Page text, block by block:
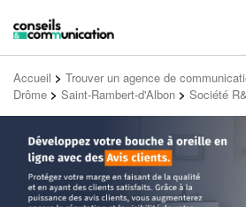
Accueil > Trouver un agence de
Drôme > Saint-Rambert-d'Albon > Société